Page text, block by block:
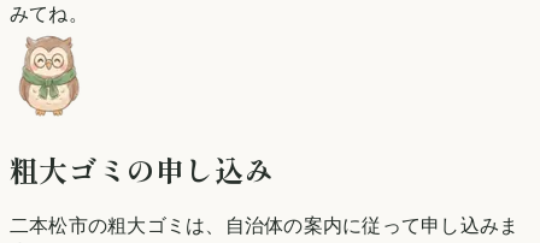
みてね。
粗大ゴミの申し込み
二本松市の粗大ゴミは、自治体の案内に従って申し込みま